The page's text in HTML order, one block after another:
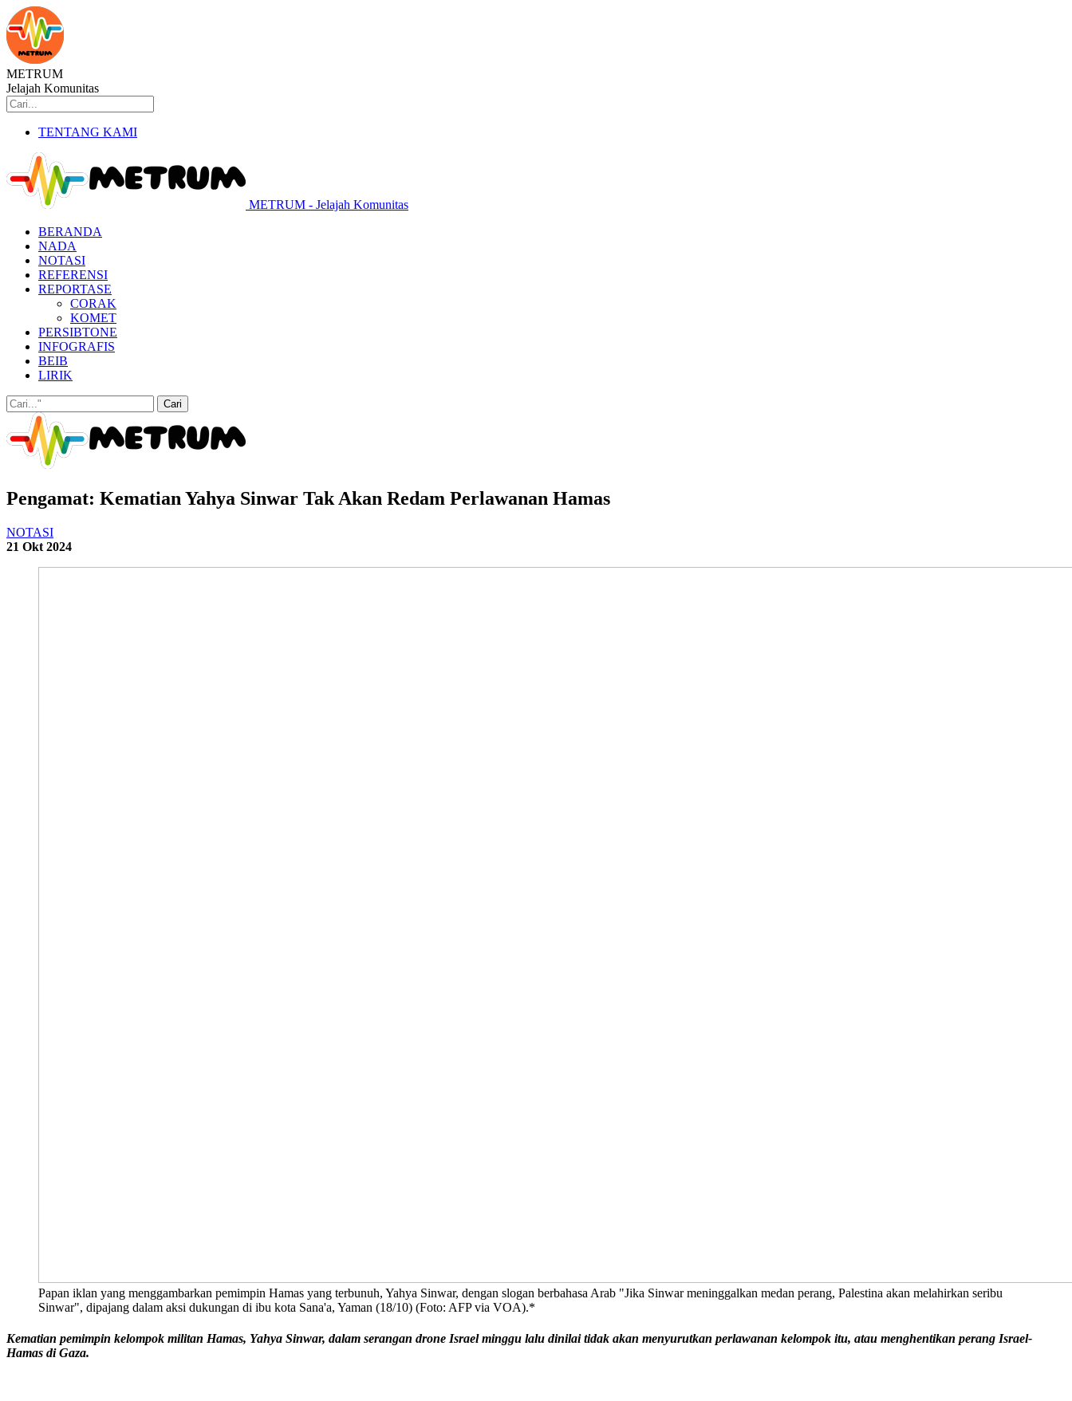
METRUM
Jelajah Komunitas
TENTANG KAMI
METRUM - Jelajah Komunitas
BERANDA
NADA
NOTASI
REFERENSI
REPORTASE
CORAK
KOMET
PERSIBTONE
INFOGRAFIS
BEIB
LIRIK
Pengamat: Kematian Yahya Sinwar Tak Akan Redam Perlawanan Hamas
NOTASI
21 Okt 2024
Papan iklan yang menggambarkan pemimpin Hamas yang terbunuh, Yahya Sinwar, dengan slogan berbahasa Arab "Jika Sinwar meninggalkan medan perang, Palestina akan melahirkan seribu
Sinwar", dipajang dalam aksi dukungan di ibu kota Sana'a, Yaman (18/10) (Foto: AFP via VOA).*
Kematian pemimpin kelompok militan Hamas, Yahya Sinwar, dalam serangan drone Israel minggu lalu dinilai tidak akan menyurutkan perlawanan kelompok itu, atau menghentikan perang Israel-
Hamas di Gaza.